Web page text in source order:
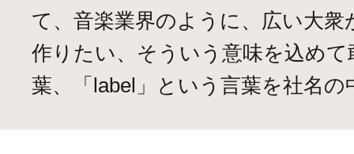
て、音楽業界のように、広い大
作りたい、そういう意味を込め
葉、「label」という言葉を社名